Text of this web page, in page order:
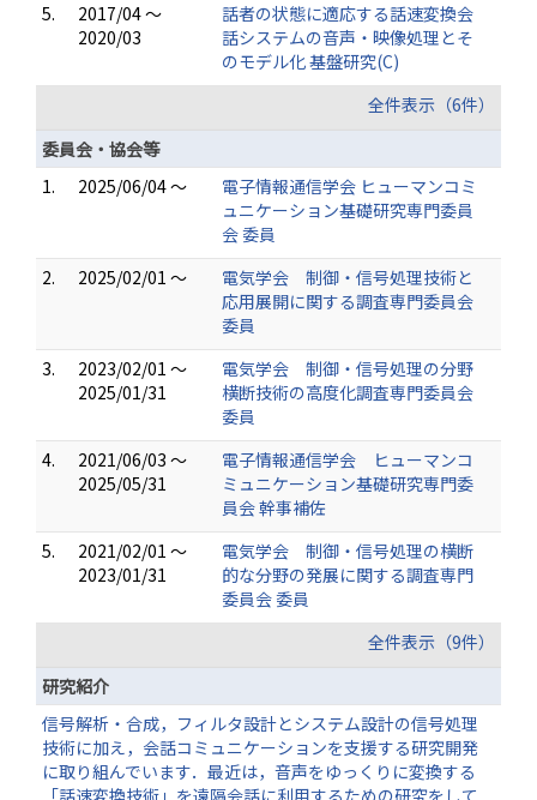
5.
2017/04 ～
2020/03
話者の状態に適応する話速変換会
話システムの音声・映像処理とそ
のモデル化 基盤研究(C)
全件表示（6件）
委員会・協会等
1.
2025/06/04 ～
電子情報通信学会 ヒューマンコミ
ュニケーション基礎研究専門委員
会 委員
2.
2025/02/01 ～
電気学会 制御・信号処理技術と
応用展開に関する調査専門委員会
委員
3.
2023/02/01 ～
2025/01/31
電気学会 制御・信号処理の分野
横断技術の高度化調査専門委員会
委員
4.
2021/06/03 ～
2025/05/31
電子情報通信学会 ヒューマンコ
ミュニケーション基礎研究専門委
員会 幹事補佐
5.
2021/02/01 ～
2023/01/31
電気学会 制御・信号処理の横断
的な分野の発展に関する調査専門
委員会 委員
全件表示（9件）
研究紹介
信号解析・合成，フィルタ設計とシステム設計の信号処理
技術に加え，会話コミュニケーションを支援する研究開発
に取り組んでいます．最近は，音声をゆっくりに変換する
「話速変換技術」を遠隔会話に利用するための研究をして